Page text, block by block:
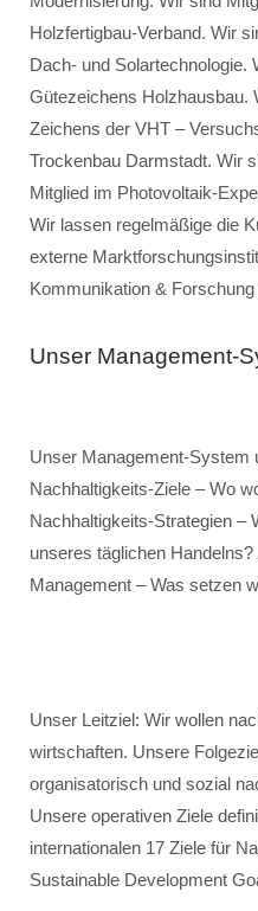
Holzfertigbau-Verband. Wir
Dach- und Solartechnologie.
Gütezeichens Holzhausbau.
Zeichens der VHT –
Trockenbau Darmstadt. Wir
Mitglied im Photovoltaik-
Wir lassen regelmäßige die
externe
Kommunikation & Forschung
Unser Management-
Unser Management-System
Nachhaltigkeits-Ziele – Wo
Nachhaltigkeits-Strategien –
unseres täglichen
Management – Was setzen
Unser Leitziel: Wir wollen
wirtschaften. Unsere
organisatorisch und sozial
Unsere operativen Ziele
internationalen 17 Ziele für
Sustainable Development